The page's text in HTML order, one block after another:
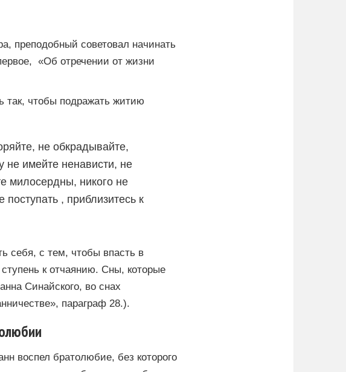
преподобный советовал начинать
«Об отречении от жизни
так, чтобы подражать житию
не обкрадывайте,
не имейте ненависти, не
милосердны, никого не
, приблизитесь к
себя, с тем, чтобы впасть в
к отчаянию. Сны, которые
Синайского, во снах
параграф 28.).
воспел братолюбие, без которого